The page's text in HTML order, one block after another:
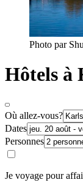
Photo par
Hôtels à
Où allez-vous?
Dates
Personnes
Je voyage pour